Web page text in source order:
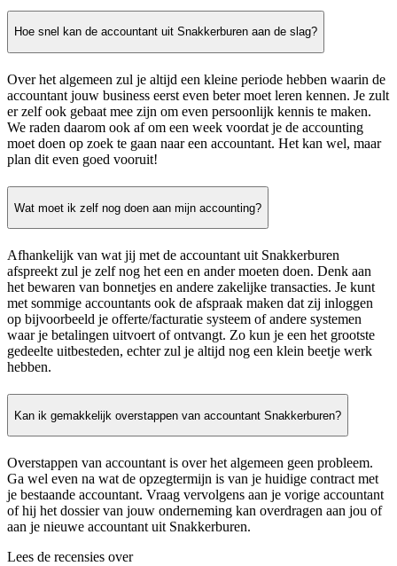
Hoe snel kan de accountant uit Snakkerburen aan de slag?
Over het algemeen zul je altijd een kleine periode hebben waarin de
accountant jouw business eerst even beter moet leren kennen. Je zult
er zelf ook gebaat mee zijn om even persoonlijk kennis te maken.
We raden daarom ook af om een week voordat je de accounting
moet doen op zoek te gaan naar een accountant. Het kan wel, maar
plan dit even goed vooruit!
Wat moet ik zelf nog doen aan mijn accounting?
Afhankelijk van wat jij met de accountant uit Snakkerburen
afspreekt zul je zelf nog het een en ander moeten doen. Denk aan
het bewaren van bonnetjes en andere zakelijke transacties. Je kunt
met sommige accountants ook de afspraak maken dat zij inloggen
op bijvoorbeeld je offerte/facturatie systeem of andere systemen
waar je betalingen uitvoert of ontvangt. Zo kun je een het grootste
gedeelte uitbesteden, echter zul je altijd nog een klein beetje werk
hebben.
Kan ik gemakkelijk overstappen van accountant Snakkerburen?
Overstappen van accountant is over het algemeen geen probleem.
Ga wel even na wat de opzegtermijn is van je huidige contract met
je bestaande accountant. Vraag vervolgens aan je vorige accountant
of hij het dossier van jouw onderneming kan overdragen aan jou of
aan je nieuwe accountant uit Snakkerburen.
Lees de recensies over